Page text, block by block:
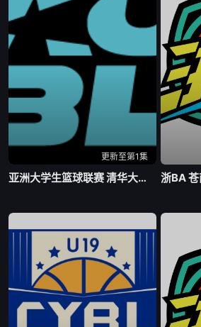
更新至第1集
亚洲大学生篮球联赛 清华大学VS菲律宾大学20260806